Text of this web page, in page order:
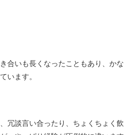
合いも長くなったこともあり、かな
います。
冗談言い合ったり、ちょくちょく飲